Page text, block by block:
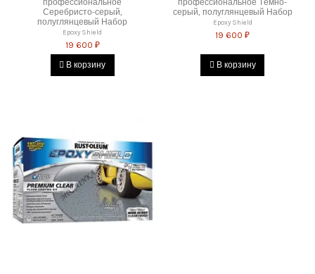
Серебристо-серый,
полуглянцевый Набор
Epoxy Shield
19 600 ₽
В корзину
серый, полуглянцевый Набор
Epoxy Shield
19 600 ₽
В корзину